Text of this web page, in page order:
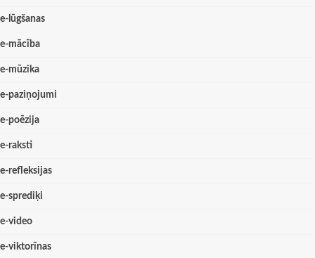
e-lūgšanas
e-mācība
e-mūzika
e-paziņojumi
e-poēzija
e-raksti
e-refleksijas
e-sprediķi
e-video
e-viktorīnas